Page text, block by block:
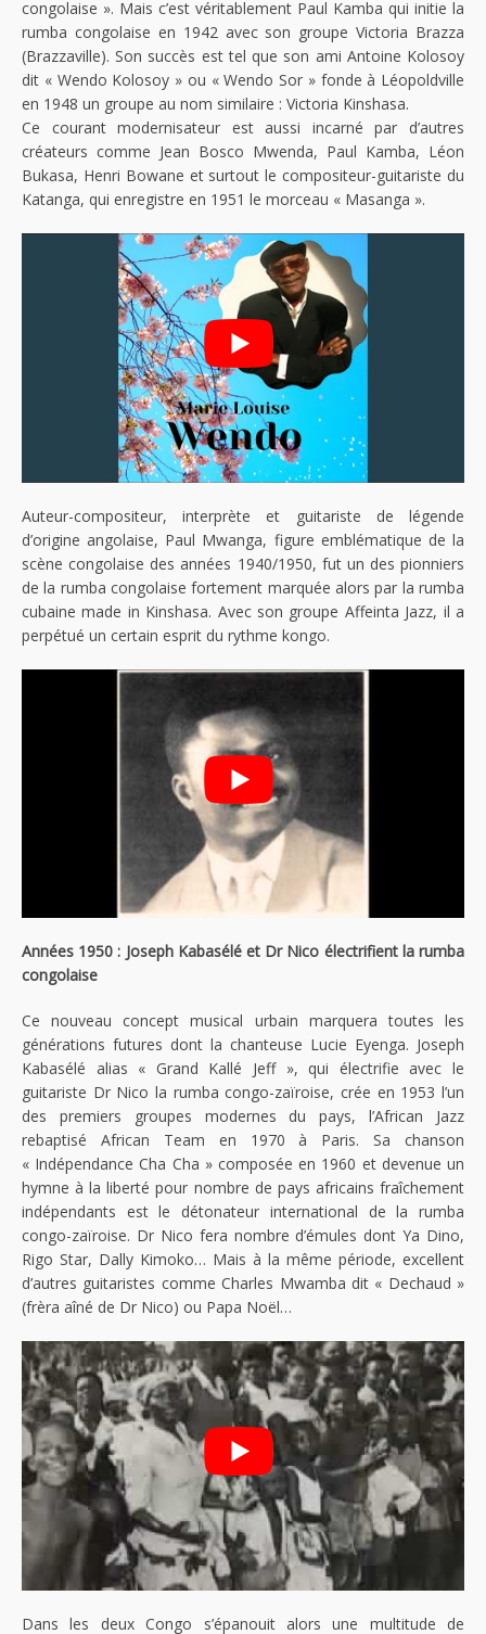
congolaise ». Mais c’est véritablement Paul Kamba qui initie la
rumba congolaise en 1942 avec son groupe Victoria Brazza
(Brazzaville). Son succès est tel que son ami Antoine Kolosoy
dit « Wendo Kolosoy » ou « Wendo Sor » fonde à Léopoldville
en 1948 un groupe au nom similaire : Victoria Kinshasa.
Ce courant modernisateur est aussi incarné par d’autres
créateurs comme Jean Bosco Mwenda, Paul Kamba, Léon
Bukasa, Henri Bowane et surtout le compositeur-guitariste du
Katanga, qui enregistre en 1951 le morceau « Masanga ».
Auteur-compositeur, interprète et guitariste de légende
d’origine angolaise, Paul Mwanga, figure emblématique de la
scène congolaise des années 1940/1950, fut un des pionniers
de la rumba congolaise fortement marquée alors par la rumba
cubaine made in Kinshasa. Avec son groupe Affeinta Jazz, il a
perpétué un certain esprit du rythme kongo.
Années 1950 : Joseph Kabasélé et Dr Nico électrifient la rumba
congolaise
Ce nouveau concept musical urbain marquera toutes les
générations futures dont la chanteuse Lucie Eyenga. Joseph
Kabasélé alias « Grand Kallé Jeff », qui électrifie avec le
guitariste Dr Nico la rumba congo-zaïroise, crée en 1953 l’un
des premiers groupes modernes du pays, l’African Jazz
rebaptisé African Team en 1970 à Paris. Sa chanson
« Indépendance Cha Cha » composée en 1960 et devenue un
hymne à la liberté pour nombre de pays africains fraîchement
indépendants est le détonateur international de la rumba
congo-zaïroise. Dr Nico fera nombre d’émules dont Ya Dino,
Rigo Star, Dally Kimoko… Mais à la même période, excellent
d’autres guitaristes comme Charles Mwamba dit « Dechaud »
(frèra aîné de Dr Nico) ou Papa Noël…
Dans les deux Congo s’épanouit alors une multitude de